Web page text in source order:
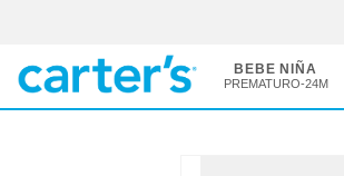
BEBE NIÑA
PREMATURO-24M